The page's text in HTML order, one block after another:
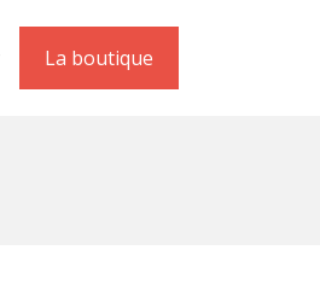
La boutique